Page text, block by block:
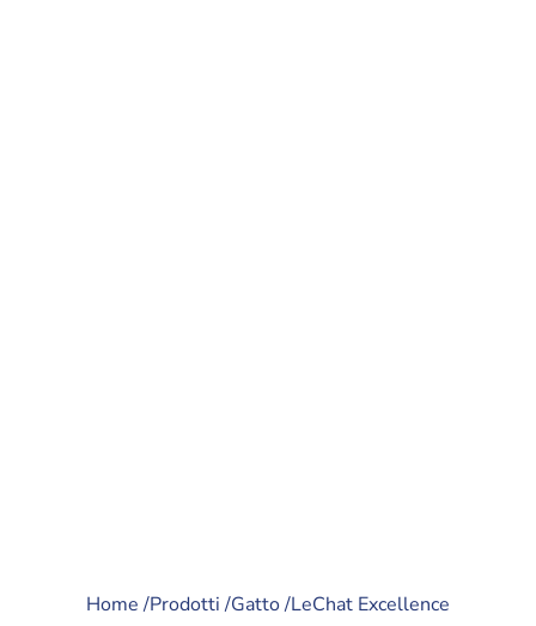
Home /Prodotti /Gatto /LeChat Excellence